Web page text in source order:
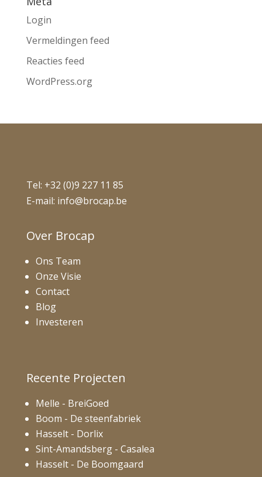
Login
Vermeldingen feed
Reacties feed
WordPress.org
Tel: +32 (0)9 227 11 85
E-mail: info@brocap.be
Over Brocap
Ons Team
Onze Visie
Contact
Blog
Investeren
Recente Projecten
Melle - BreiGoed
Boom - De steenfabriek
Hasselt - Dorlix
Sint-Amandsberg - Casalea
Hasselt - De Boomgaard